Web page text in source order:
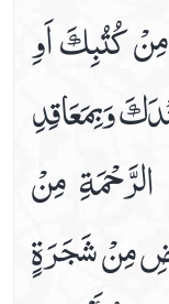
كُتُبِكَ اَوِ
وَبِمَعَاقِدِ
مِنْ
مِنْ شَجَرَةٍ